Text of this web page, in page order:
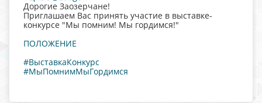
Дорогие Заозерчане!
Приглашаем Вас принять участие в выставке-
конкурсе "Мы помним! Мы гордимся!"
ПОЛОЖЕНИЕ
#ВыставкаКонкурс
#МыПомнимМыГордимся